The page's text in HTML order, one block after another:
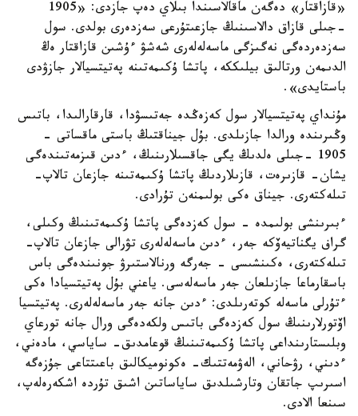
«قازاقتار» دەگەن ماقالاسىندا بىلاي دەپ جازدى: «1905
-جىلى قازاق دالاسىنىڭ جازعىتۇرعى سەزدەرى بولدى. سول
سەزدەردەگى نەگىزگى ماسەلەلەرى شەشۋ ءۇشىن قازاقتار ەڭ
الدىمەن ورتالىق بيلىككە، پاتشا ۇكىمەتىنە پەتيتسيالار جازۋدى
باستايدى».
مۇنداي پەتيتسيالار سول كەزەڭدە جەتىسۋدا، قارقارالىدا، باتىس
وڭىرىندە ورالدا جازىلدى. بۇل جيناقتىڭ باستى ماقساتى -
1905 -جىلى ەلدىڭ يگى جاقسىلارىنىڭ، ءدىن قىزمەتىندەگى
يشان- قازىرەت، قازىلاردىڭ پاتشا ۇكىمەتىنە جازعان تالاپ-
تىلەكتەرى. جيناق ەكى بولىمنەن تۇرادى.
ءبىرىنشى بولىمدە - سول كەزدەگى پاتشا ۇكىمەتىنىڭ وكىلى،
گراف يگناتيەۆكە جەر، ءدىن ماسەلەلەرى تۋرالى جازعان تالاپ-
تىلەكتەرى، ەكىنشىسى - جەرگە ورنالاستىرۋ جونىندەگى باس
باسقارماعا جازىلعان جەر ماسەلەسى. ياعني بۇل پەتيتسيادا ەكى
ءتۇرلى ماسەلە كوتەرىلدى: ءدىن جانە جەر ماسەلەلەرى. پەتيتسيا
اۆتورلارىنىڭ سول كەزدەگى باتىس ولكەدەگى ورال جانە تورعاي
وبلىستارىنداعى پاتشا ۇكىمەتىنىڭ قوعامدىق- ساياسي، مادەني،
ءدىني، رۋحاني، الەۋمەتتىك- ەكونوميكالىق باعىتتاعى جۇزەگە
اسىرىپ جاتقان وتارشىلدىق ساياساتىن اشىق تۇردە اشكەرەلەپ،
سىنعا الادى.